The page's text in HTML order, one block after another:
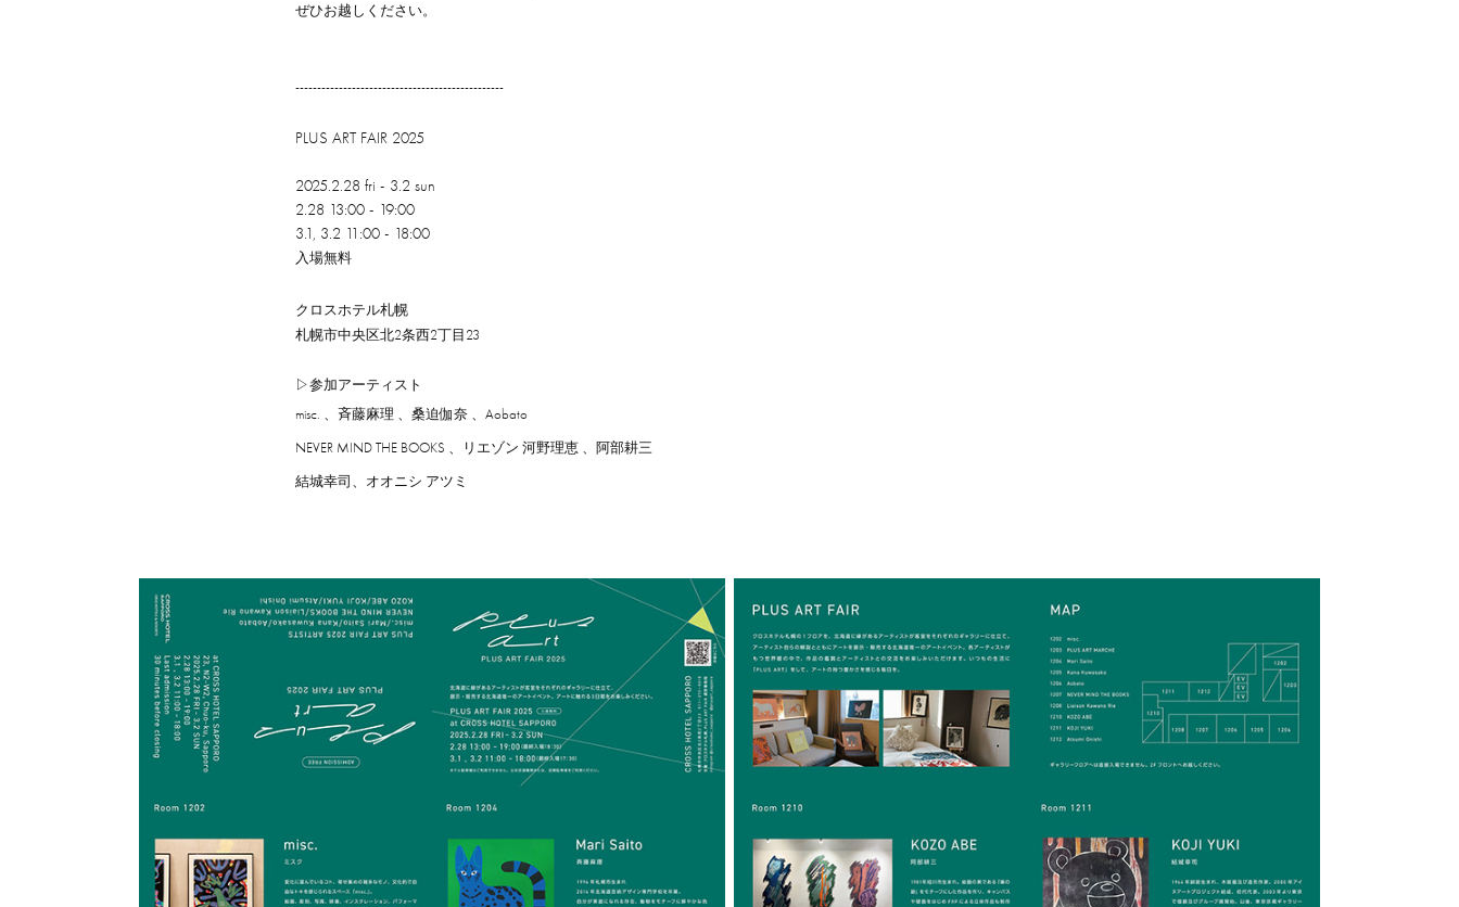
ぜひお越しください。
------------------------------------------------
PLUS ART FAIR 2025
2025.2.28 fri - 3.2 sun
2.28 13:00 - 19:00
3.1, 3.2 11:00 - 18:00
入場無料
クロスホテル札幌
札幌市中央区北2条西2丁目23
▷参加アーティスト
misc. 、斉藤麻理 、桑迫伽奈 、Aobato
NEVER MIND THE BOOKS 、リエゾン 河野理恵 、阿部耕三
結城幸司、オオニシ アツミ